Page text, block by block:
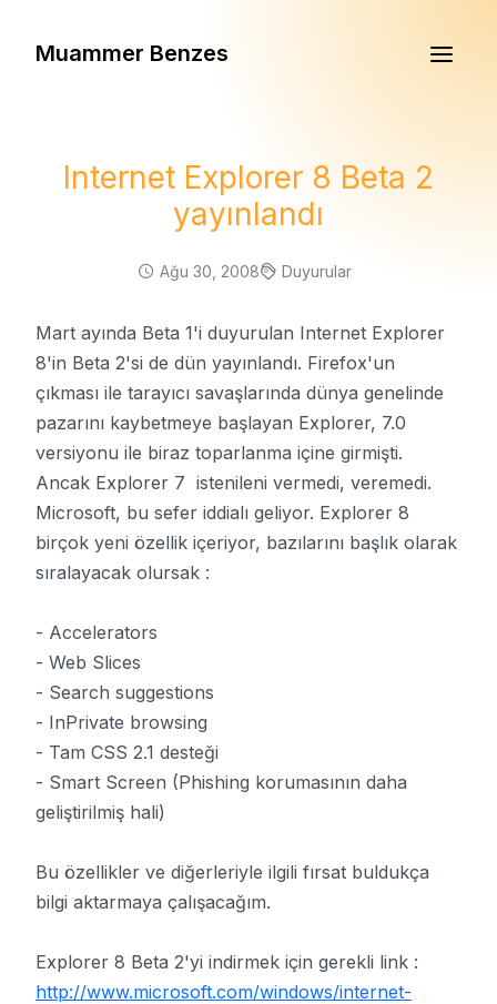
Muammer Benzes
Internet Explorer 8 Beta 2
yayınlandı
Ağu 30, 2008 Duyurular
Mart ayında Beta 1'i duyurulan Internet Explorer
8'in Beta 2'si de dün yayınlandı. Firefox'un
çıkması ile tarayıcı savaşlarında dünya genelinde
pazarını kaybetmeye başlayan Explorer, 7.0
versiyonu ile biraz toparlanma içine girmişti.
Ancak Explorer 7 istenileni vermedi, veremedi.
Microsoft, bu sefer iddialı geliyor. Explorer 8
birçok yeni özellik içeriyor, bazılarını başlık olarak
sıralayacak olursak :
- Accelerators
- Web Slices
- Search suggestions
- InPrivate browsing
- Tam CSS 2.1 desteği
- Smart Screen (Phishing korumasının daha
geliştirilmiş hali)
Bu özellikler ve diğerleriyle ilgili fırsat buldukça
bilgi aktarmaya çalışacağım.
Explorer 8 Beta 2'yi indirmek için gerekli link :
http://www.microsoft.com/windows/internet-